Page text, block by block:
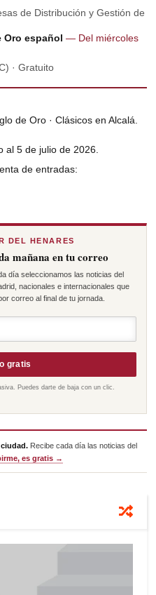
de Distribución y Gestión de
Oro español — Del miércoles
· Gratuito
de Oro · Clásicos en Alcalá.
al 5 de julio de 2026.
de entradas:
DEL HENARES
mañana en tu correo
día seleccionamos las noticias del
nacionales e internacionales que
correo al final de tu jornada.
gratis
Puedes darte de baja con un clic.
Recibe cada día las noticias del
es gratis →